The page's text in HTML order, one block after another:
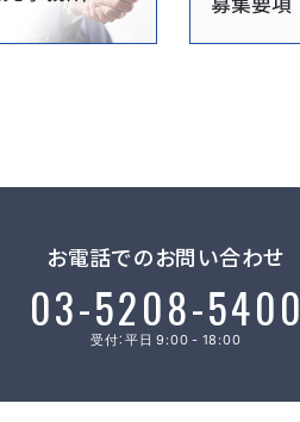
お電話でのお問い合わせ
03-5208-5400
受付：平日 9:00 - 18:00